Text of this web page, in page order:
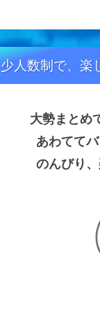
少人数制で、楽
大勢まとめ
あわててバ
のんびり、